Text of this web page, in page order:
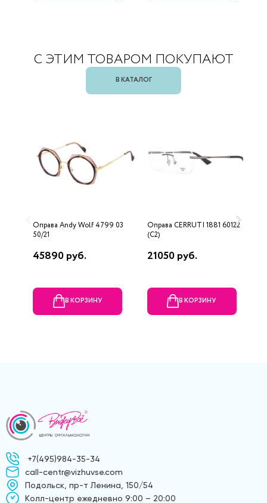
С ЭТИМ ТОВАРОМ ПОКУПАЮТ
В КАТАЛОГ
Оправа Andy Wolf 4799 03
50/21
45890 руб.
В КОРЗИНУ
Оправа CERRUTI 1881 60122
(C2)
21050 руб.
В КОРЗИНУ
+7(495)984-35-34
call-centr@vizhuvse.com
Подольск, пр-т Ленина, 150/54
Kолл-центр ежедневно 9:00 – 20:00